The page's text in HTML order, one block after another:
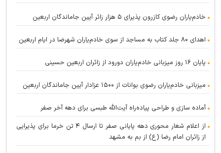
خادم‌یاران رضوی کازرون پذیرای ۵ هزار زائر آیین جاماندگان اربعین
اهدای ۸۰ جلد کتاب به مساجد از سوی خادم‌یاران شهرضا در ایام اربعین
پایان ۱۶ روز میزبانی خادم‌یاران دورود از زائران اربعین حسینی
میزبانی خادم‌یاران رضوی بوانات از ۱۵۰۰ عزادار آیین جاماندگان اربعین
آماده سازی و طراحی پیاده‌راه آیت‌الله طبسی برای دهه آخر صفر
از اعلام شعار محوری دهه پایانی صفر تا ارسال ۴ تن خرما برای پذیرایی
از زائران امام رضا (ع) از بم به مشهد